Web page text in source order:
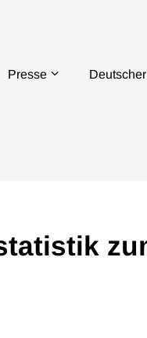
Presse